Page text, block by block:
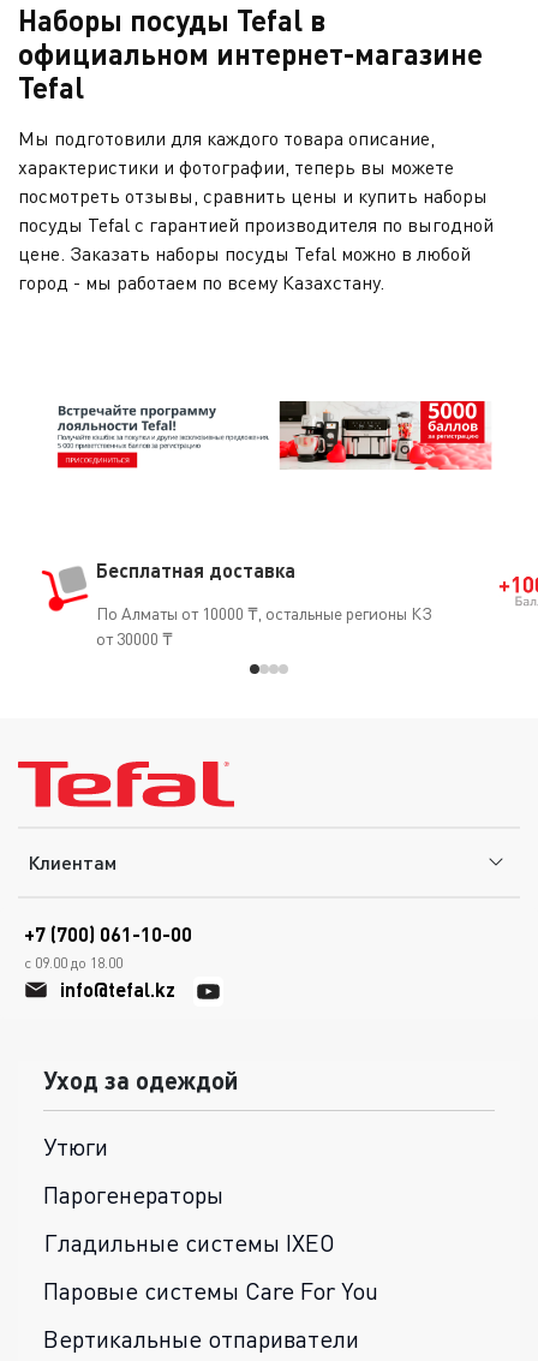
Наборы посуды Tefal в
официальном интернет-магазине
Tefal
Мы подготовили для каждого товара описание,
характеристики и фотографии, теперь вы можете
посмотреть отзывы, сравнить цены и купить наборы
посуды Tefal с гарантией производителя по выгодной
цене. Заказать наборы посуды Tefal можно в любой
город - мы работаем по всему Казахстану.
Бесплатная доставка
По Алматы от 10000 ₸, остальные регионы КЗ
от 30000 ₸
Клиентам
+7 (700) 061-10-00
с 09.00 до 18.00
info@tefal.kz
Уход за одеждой
Утюги
Парогенераторы
Гладильные системы IXEO
Паровые системы Care For You
Вертикальные отпариватели